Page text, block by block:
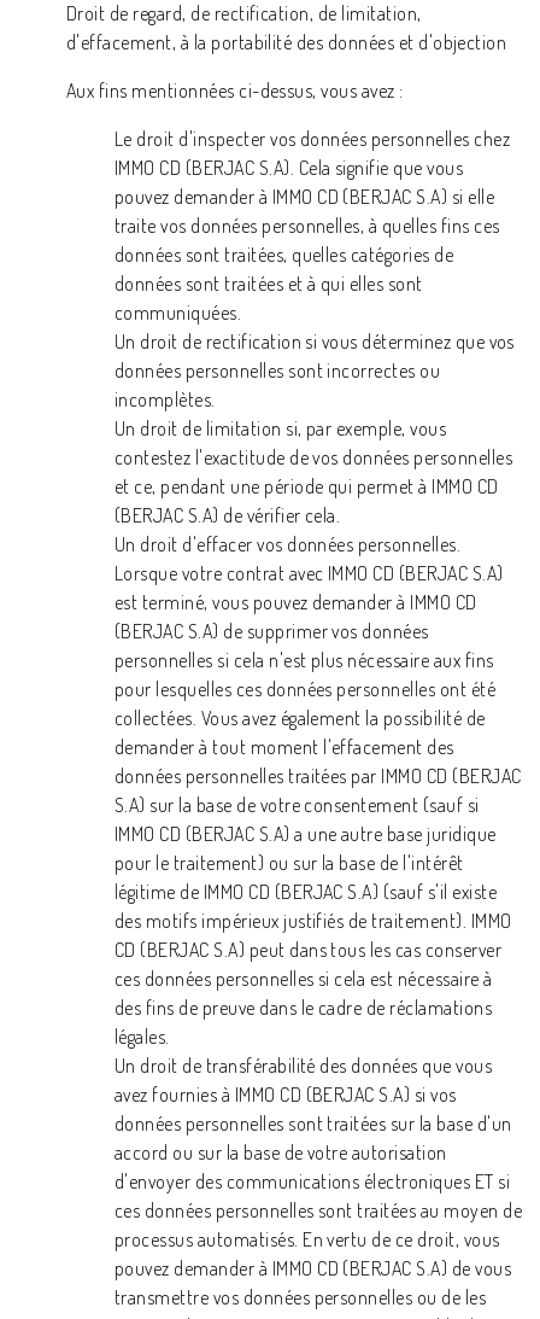
Droit de regard, de rectification, de limitation,
d'effacement, à la portabilité des données et d'objection
Aux fins mentionnées ci-dessus, vous avez :
Le droit d'inspecter vos données personnelles chez
IMMO CD (BERJAC S.A). Cela signifie que vous
pouvez demander à IMMO CD (BERJAC S.A) si elle
traite vos données personnelles, à quelles fins ces
données sont traitées, quelles catégories de
données sont traitées et à qui elles sont
communiquées.
Un droit de rectification si vous déterminez que vos
données personnelles sont incorrectes ou
incomplètes.
Un droit de limitation si, par exemple, vous
contestez l'exactitude de vos données personnelles
et ce, pendant une période qui permet à IMMO CD
(BERJAC S.A) de vérifier cela.
Un droit d'effacer vos données personnelles.
Lorsque votre contrat avec IMMO CD (BERJAC S.A)
est terminé, vous pouvez demander à IMMO CD
(BERJAC S.A) de supprimer vos données
personnelles si cela n'est plus nécessaire aux fins
pour lesquelles ces données personnelles ont été
collectées. Vous avez également la possibilité de
demander à tout moment l'effacement des
données personnelles traitées par IMMO CD (BERJAC
S.A) sur la base de votre consentement (sauf si
IMMO CD (BERJAC S.A) a une autre base juridique
pour le traitement) ou sur la base de l'intérêt
légitime de IMMO CD (BERJAC S.A) (sauf s'il existe
des motifs impérieux justifiés de traitement). IMMO
CD (BERJAC S.A) peut dans tous les cas conserver
ces données personnelles si cela est nécessaire à
des fins de preuve dans le cadre de réclamations
légales.
Un droit de transférabilité des données que vous
avez fournies à IMMO CD (BERJAC S.A) si vos
données personnelles sont traitées sur la base d'un
accord ou sur la base de votre autorisation
d'envoyer des communications électroniques ET si
ces données personnelles sont traitées au moyen de
processus automatisés. En vertu de ce droit, vous
pouvez demander à IMMO CD (BERJAC S.A) de vous
transmettre vos données personnelles ou de les